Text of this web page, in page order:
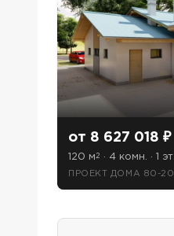
от 8 627 018 ₽
120 м 2 · 4 комн. · 1 эт.
ПРОЕКТ ДОМА 80-20